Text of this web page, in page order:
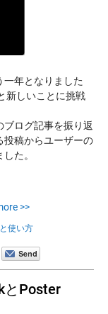
一年となりました
新しいことに挑戦
ログ記事を振り返
投稿からユーザーの
た。
>>
使い方
とPoster